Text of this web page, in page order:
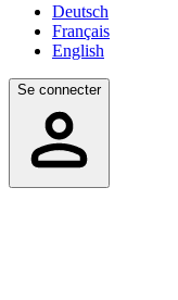
Deutsch
Français
English
Se connecter